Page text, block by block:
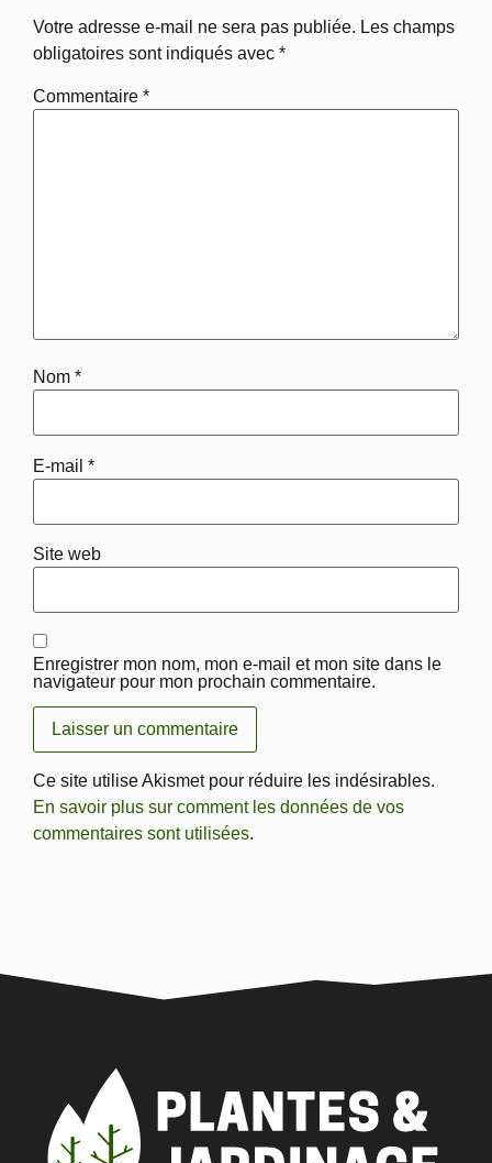
Votre adresse e-mail ne sera pas publiée. Les champs
obligatoires sont indiqués avec *
Commentaire *
Nom *
E-mail *
Site web
Enregistrer mon nom, mon e-mail et mon site dans le
navigateur pour mon prochain commentaire.
Ce site utilise Akismet pour réduire les indésirables.
En savoir plus sur comment les données de vos
commentaires sont utilisées.